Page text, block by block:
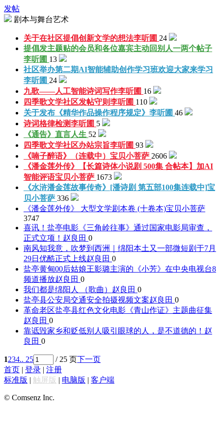
发帖
剧本与舞台艺术
关于在社区提倡创新文学的想法李听圃 24
提倡发主题贴的会员和各位嘉宾主动回别人一两个帖子
李听圃 13
社区举办第二期AI智能辅助创作学习班欢迎大家来学习
李听圃 24
九歌——人工智能诗词写作李听圃 16
四季歌文学社区发帖守则李听圃 110
关于发布《精华作品操作程序规定》 李听圃 46
诗词格律检测李听圃 5
《通告》 直言人生 52
四季歌文学社区办站宗旨李听圃 93
《喃子醉语》（连载中） 宝贝小菩萨 2606
《潘金莲外传》【长篇诗体小说剧 500集 合帖本】加AI
智能评语宝贝小菩萨 1673
《水浒潘金莲故事传奇》[潘诗剧 第五部100集连载中]宝
贝小菩萨 336
《潘金莲外传》 大型文学剧本卷 (十卷本)宝贝小菩萨
3747
喜讯！盐亭电影《三角岭往事》通过国家电影局审查，
正式立项！ 赵良田 0
南风知我意，吹梦到西洲｜绵阳本土又一部微短剧于7月
29日优酷正式上线赵良田 0
盐亭黄甸00后姑娘王影璐主演的《小芳》在中央电视台8
频道播放赵良田 0
我们都是绵阳人 （歌曲） 赵良田 0
盐亭县公安局交通安全拍摄视频文案赵良田 0
革命老区盐亭县红色文化电影《青山作证》主题曲征集
赵良田 0
靠诋毁家乡和贬低别人吸引眼球的人，是不道德的！ 赵
良田 0
1234.. 25 / 25 页下一页
首页 | 登录 | 注册
标准版 | 触屏版 | 电脑版 | 客户端
© Comsenz Inc.